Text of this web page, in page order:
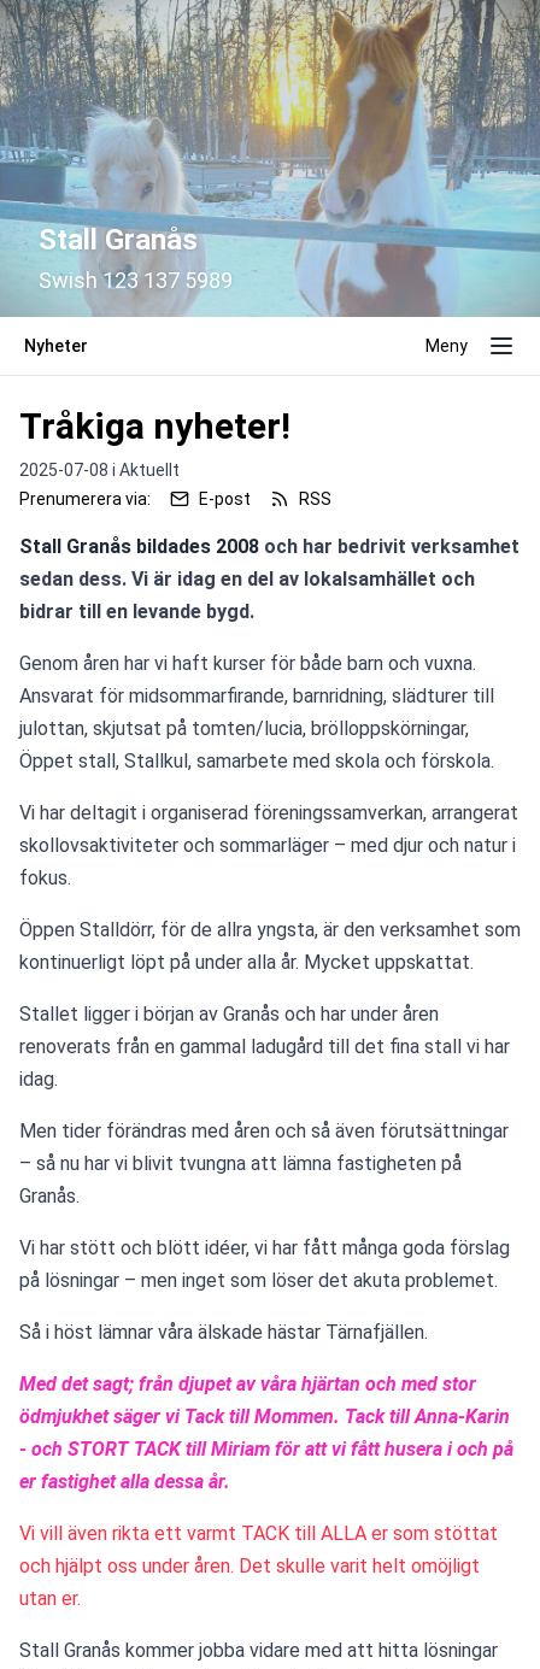
Stall Granås
Swish 123 137 5989
Nyheter Meny
Tråkiga nyheter!
2025-07-08 i Aktuellt
Prenumerera via:
E-post RSS
Stall Granås bildades 2008 och har bedrivit verksamhet
sedan dess. Vi är idag en del av lokalsamhället och
bidrar till en levande bygd.
Genom åren har vi haft kurser för både barn och vuxna.
Ansvarat för midsommarfirande, barnridning, slädturer till
julottan, skjutsat på tomten/lucia, brölloppskörningar,
Öppet stall, Stallkul, samarbete med skola och förskola.
Vi har deltagit i organiserad föreningssamverkan, arrangerat
skollovsaktiviteter och sommarläger – med djur och natur i
fokus.
Öppen Stalldörr, för de allra yngsta, är den verksamhet som
kontinuerligt löpt på under alla år. Mycket uppskattat.
Stallet ligger i början av Granås och har under åren
renoverats från en gammal ladugård till det fina stall vi har
idag.
Men tider förändras med åren och så även förutsättningar
– så nu har vi blivit tvungna att lämna fastigheten på
Granås.
Vi har stött och blött idéer, vi har fått många goda förslag
på lösningar – men inget som löser det akuta problemet.
Så i höst lämnar våra älskade hästar Tärnafjällen.
Med det sagt; från djupet av våra hjärtan och med stor
ödmjukhet säger vi Tack till Mommen. Tack till Anna-Karin
- och STORT TACK till Miriam för att vi fått husera i och på
er fastighet alla dessa år.
Vi vill även rikta ett varmt TACK till ALLA er som stöttat
och hjälpt oss under åren. Det skulle varit helt omöjligt
utan er.
Stall Granås kommer jobba vidare med att hitta lösningar